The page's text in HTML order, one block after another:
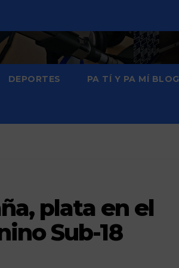
DEPORTES PA TÍ Y PA MÍ BLOG
plata en el
Sub-18